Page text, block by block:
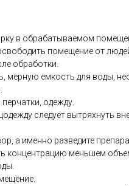
в обрабатываемом
помещение от
обработки.
мерную емкость для воды,
одежду.
следует вытряхнуть
а именно разведите
концентрацию меньшем